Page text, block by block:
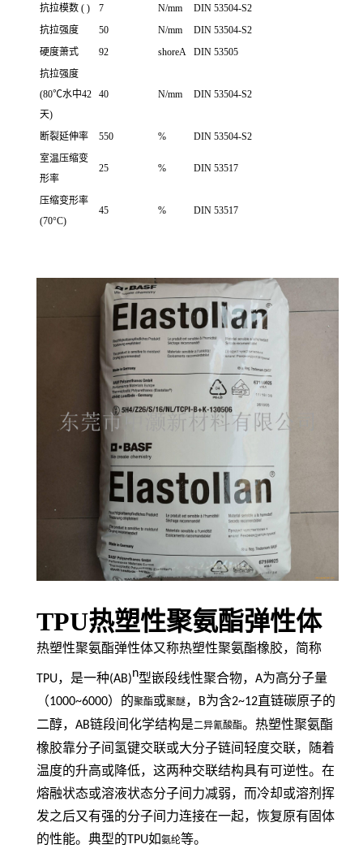
抗拉模数 ( ) 7 N/mm
DIN 53504-S2
抗拉强度
50 N/mm
DIN 53504-S2
硬度萧式
92 shoreA
DIN 53505
抗拉强度
(80℃水中42
天)
40 N/mm DIN 53504-S2
断裂延伸率 550 %
DIN 53504-S2
室温压缩变
形率
25 % DIN 53517
压缩变形率
(70°C)
45 % DIN 53517
TPU热塑性聚氨酯弹性体
热塑性聚氨酯弹性体又称热塑性聚氨酯橡胶，简称
TPU，是一种(AB)n型嵌段线性聚合物， A为高分子量
（1000~6000）的聚酯或聚醚， B为含2~12 直链碳原子的
二醇， AB链段间化学结构是二异氰酸酯。热塑性聚氨酯
橡胶靠分子间氢键交联或大分子链间轻度交联，随着
温度的升高或降低，这两种交联结构具有可逆性。在
熔融状态或溶液状态分子间力减弱，而冷却或溶剂挥
发之后又有强的分子间力连接在一起，恢复原有固体
的性能。典型的TPU如氨纶等。